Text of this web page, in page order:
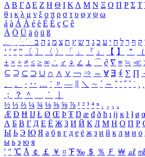
Α Β ΓΔ Ε Ζ Η Θ Ι ΚΛ Μ Ν Ξ Ο Π Ρ Σ Τ
θ ι κ λ μ ν ξ ο π ρ σ τ υ φ χ ψ ω
á à Á À é è É È ç Ç ê
Ä Ö Ü ä ö ü ß
ִֶֹ ֻּ ׁׂ ק ף ך ל ח י ע כ ג ד ש ץ ת צ מ נ ה ב
‘ ’ “ ” 〔 〕 〈 〉 「 」 『 』 【 】 ＂ （
± × ÷ ≠ ≤ ≥ ∞ ∴ ♂ ♀ ∠ ⊥ ⌒ ∂ ∇ ≡ ≒ ≪
⊆ ⊇ ⊂ ⊃ ∪ ∩ ∧ ∨ ￢ ⇒ ⇔ ∀ ∃ ∮ ∑ ∏
、
。 · ‥ … ¨ 〃 ― ＼ ∼ ´ ～ ˇ ˘ ˝ ˚ ˙ ¸
；
？ ＾ ｀
½ ⅓ ⅔ ¼ ¾ ⅛ ⅜ ⅝ ⅞ ¹ ² ³ ⁴ ⁿ ₁ ₂ ₃ ₄
Æ Ð Ħ Ĳ Ł Ø Œ Þ Ŧ Ŋ æ đ ð ħ ı ĳ ĸ ŀ ł ø
А Б В Г Д Е Ё Ж З И Й К Л М Н О П Р
Ы Ь Э Ю Я а б в г д е ё ж з и й к л м н о
ы ь э ю я
′ ″ ℃ Å ￠ ￡ ￥ ¤ ℉ ‰ ＄ ％ Ｆ ￦ ㎕ ㎖